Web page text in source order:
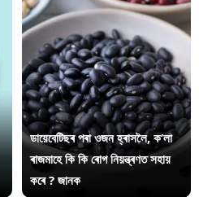
ডায়েবেটিছৰ পৰা ওজন হ্ৰাসলৈ, ক’লা
ৰাজমাহে কি কি ৰোগ নিয়ন্ত্ৰণত সহায়
কৰে ? জানক